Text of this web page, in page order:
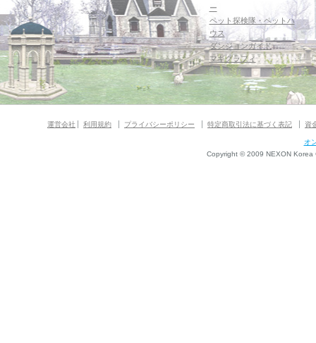
ー
ペット探検隊・ペットハ
ウス
ダンジョンガイド
マギグラフィ
運営会社 利用規約 プライバシーポリシー 特定商取引法に基づく表記 資
オ
Copyright © 2009 NEXON Korea